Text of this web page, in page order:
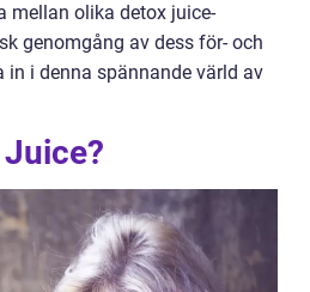
mellan olika detox juice-
genomgång av dess för- och
in i denna spännande värld av